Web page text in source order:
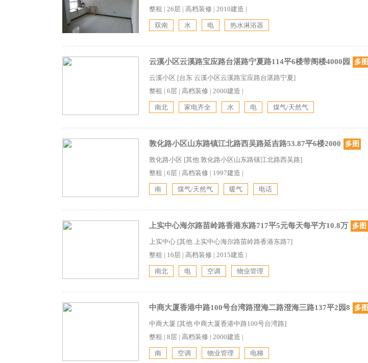
整租 | 26层 | 高档装修 | 2010建造 |
双南 水 电 热水淋浴器
云溪小区云溪路宝应路台湛路宁夏路114平6楼带阁楼4000园 多图
云溪小区 [台东 云溪小区云溪路宝应路台湛路宁夏]
整租 | 6层 | 高档装修 | 2000建造 |
南北 家电齐全 水 电 煤气/天然气
敦化路小区山东路镇江北路西吴路延吉路53.87平6楼2000 多图
敦化路小区 [其他 敦化路小区山东路镇江北路西吴路]
整租 | 6层 | 高档装修 | 1997建造 |
南 煤气/天然气 暖气 电话
上实中心海尔路苗岭路香港东路717平5元每天每平方10.8万 多图
上实中心 [其他 上实中心海尔路苗岭路香港东路7]
整租 | 16层 | 高档装修 | 2015建造 |
南北 电 空调 物业管理
中商大厦香港中路100号台湾路澄海二路澄海三路137平2园8 多图
中商大厦 [其他 中商大厦香港中路100号台湾路]
整租 | 8层 | 高档装修 | 2000建造 |
南 空调 物业管理 电梯